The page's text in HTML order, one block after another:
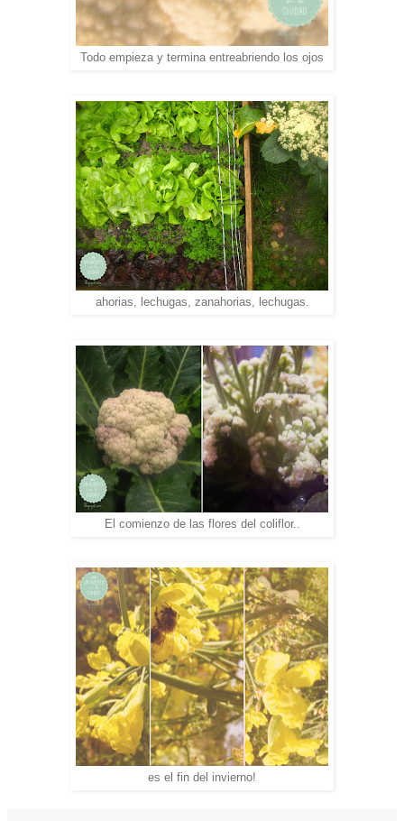
Todo empieza y termina entreabriendo los ojos
ahorias, lechugas, zanahorias, lechugas.
El comienzo de las flores del coliflor..
es el fin del invierno!